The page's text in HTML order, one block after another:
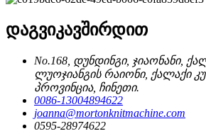
დაგვიკავშირდით
No.168, დუნდინგი, ჯიაონანი,
ლუოჯიანგის რაიონი, ქალაქი
პროვინცია, ჩინეთი.
0086-13004894622
joanna@mortonknitmachine.com
0595-28974622